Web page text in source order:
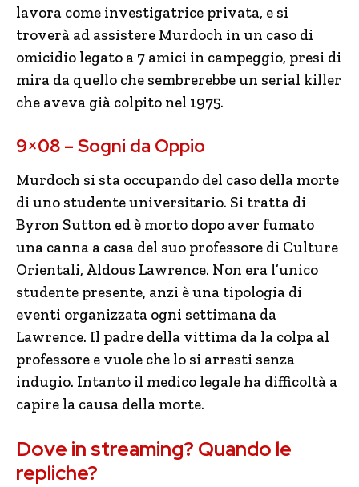
lavora come investigatrice privata, e si
troverà ad assistere Murdoch in un caso di
omicidio legato a 7 amici in campeggio, presi di
mira da quello che sembrerebbe un serial killer
che aveva già colpito nel 1975.
9×08 – Sogni da Oppio
Murdoch si sta occupando del caso della morte
di uno studente universitario. Si tratta di
Byron Sutton ed è morto dopo aver fumato
una canna a casa del suo professore di Culture
Orientali, Aldous Lawrence. Non era l’unico
studente presente, anzi è una tipologia di
eventi organizzata ogni settimana da
Lawrence. Il padre della vittima da la colpa al
professore e vuole che lo si arresti senza
indugio. Intanto il medico legale ha difficoltà a
capire la causa della morte.
Dove in streaming? Quando le
repliche?